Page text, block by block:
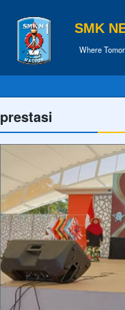
SMK
Where
prestasi